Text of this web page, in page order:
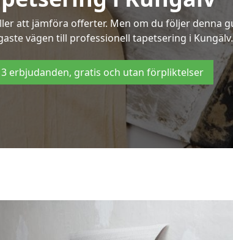
att jämföra offerter. Men om du följer denna
vägen till professionell tapetsering i Kungälv.
3 erbjudanden, gratis och utan förpliktelser